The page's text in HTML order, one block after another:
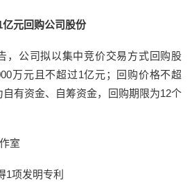
元回购公司股份
，公司拟以集中竞价交易方式回购股
万元且不超过1亿元；回购价格不超
有资金、自筹资金，回购期限为12个
室
1项发明专利